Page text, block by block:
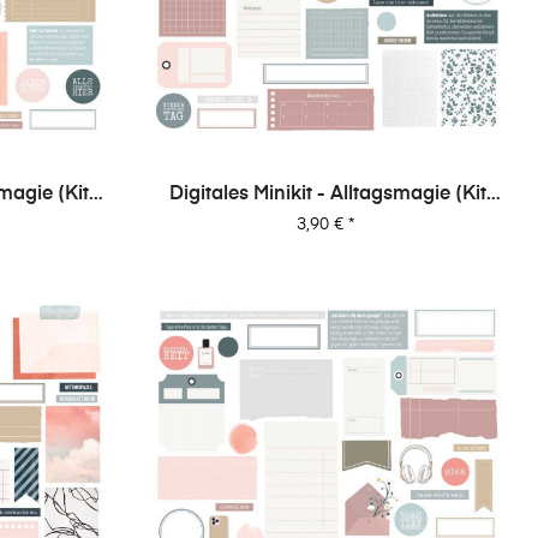
(Kit
Digitales Minikit - Alltagsmagie (Kit
05)
Preis
3,90 €*